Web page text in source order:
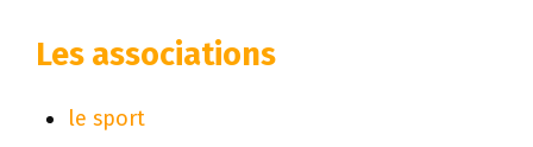
Les associations
le sport